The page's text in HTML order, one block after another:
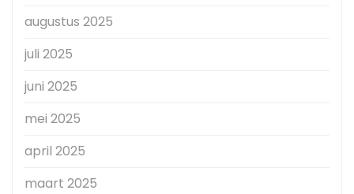
augustus 2025
juli 2025
juni 2025
mei 2025
april 2025
maart 2025